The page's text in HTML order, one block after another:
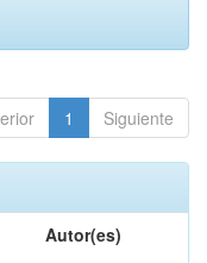
1 Siguiente
Autor(es)